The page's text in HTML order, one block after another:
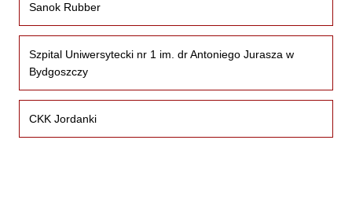
Sanok Rubber
Szpital Uniwersytecki nr 1 im. dr Antoniego Jurasza w
Bydgoszczy
CKK Jordanki